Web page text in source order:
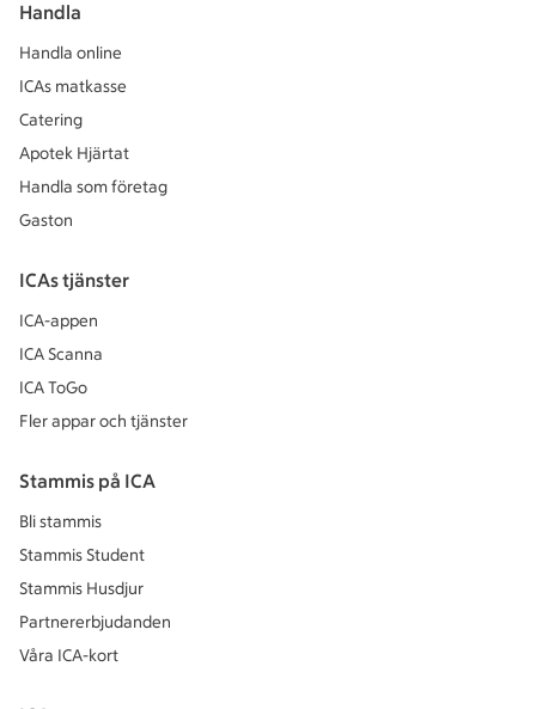
Handla
Handla online
ICAs matkasse
Catering
Apotek Hjärtat
Handla som företag
Gaston
ICAs tjänster
ICA-appen
ICA Scanna
ICA ToGo
Fler appar och tjänster
Stammis på ICA
Bli stammis
Stammis Student
Stammis Husdjur
Partnererbjudanden
Våra ICA-kort